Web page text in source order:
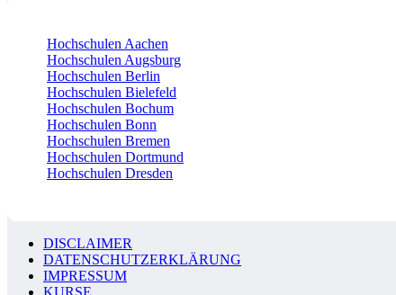
Hochschulen Aachen
Hochschulen Augsburg
Hochschulen Berlin
Hochschulen Bielefeld
Hochschulen Bochum
Hochschulen Bonn
Hochschulen Bremen
Hochschulen Dortmund
Hochschulen Dresden
DISCLAIMER
DATENSCHUTZERKLÄRUNG
IMPRESSUM